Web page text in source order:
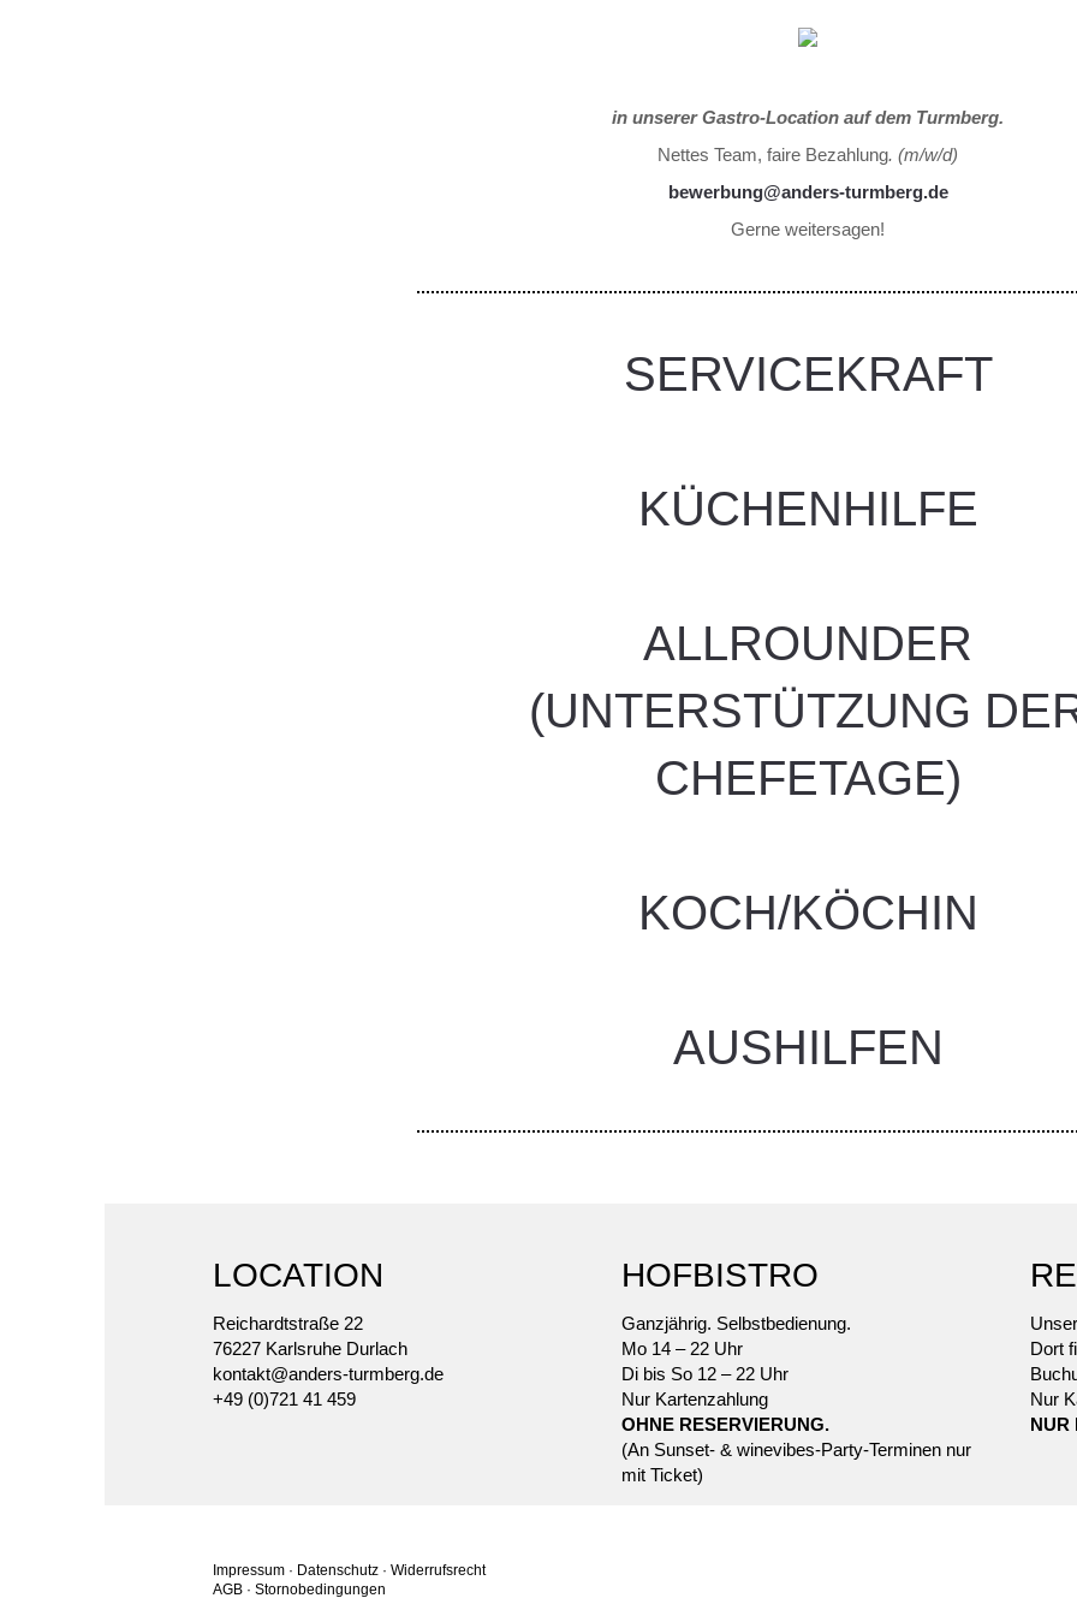
WIR BRAUCHEN DICH
in unserer Gastro-Location auf dem Turmberg.
Nettes Team, faire Bezahlung. (m/w/d)
bewerbung@anders-turmberg.de
Gerne weitersagen!
SERVICEKRAFT
KÜCHENHILFE
ALLROUNDER
(UNTERSTÜTZUNG
CHEFETAGE)
KOCH/KÖCHIN
AUSHILFEN
LOCATION
Reichardtstraße 22
76227 Karlsruhe Durlach
kontakt@anders-turmberg.de
+49 (0)721 41 459
HOFBISTRO
Ganzjährig. Selbstbedienung.
Mo 14 – 22 Uhr
Di bis So 12 – 22 Uhr
Nur Kartenzahlung
OHNE RESERVIERUNG.
(An Sunset- & winevibes-Party-Terminen nur
mit Ticket)
Dort
Nur
NUR
Impressum · Datenschutz · Widerrufsrecht
AGB · Stornobedingungen